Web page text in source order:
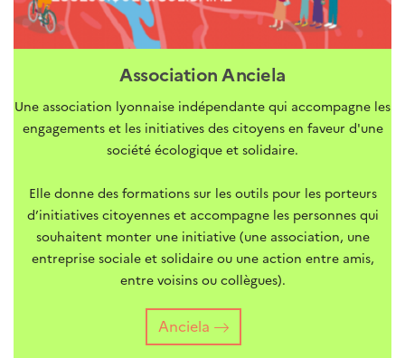
Association Anciela
Une association lyonnaise indépendante qui accompagne les
engagements et les initiatives des citoyens en faveur d'une
société écologique et solidaire.
Elle donne des formations sur les outils pour les porteurs
d’initiatives citoyennes et accompagne les personnes qui
souhaitent monter une initiative (une association, une
entreprise sociale et solidaire ou une action entre amis,
entre voisins ou collègues).
Anciela